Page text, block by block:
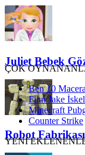
Juliet Bebek
Robot Fabrikası
ÇOK
Ben 10
Finn Jake
Minecraft
Counter Strike
YENİ